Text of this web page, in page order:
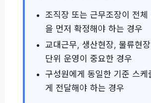
조직장 또는 근무조장이 전체
을 먼저 확정해야 하는 경우
교대근무, 생산현장, 물류현
단위 운영이 중요한 경우
구성원에게 동일한 기준 스케
게 전달해야 하는 경우